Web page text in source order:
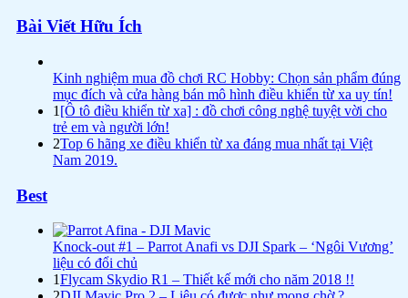
Bài Viết Hữu Ích
Kinh nghiệm mua đồ chơi RC Hobby: Chọn sản phẩm đúng
mục đích và cửa hàng bán mô hình điều khiển từ xa uy tín!
1 [Ô tô điều khiển từ xa] : đồ chơi công nghệ tuyệt vời cho
trẻ em và người lớn!
2Top 6 hãng xe điều khiển từ xa đáng mua nhất tại Việt
Nam 2019.
Best
Knock-out #1 – Parrot Anafi vs DJI Spark – ‘Ngôi Vương’
liệu có đổi chủ
1Flycam Skydio R1 – Thiết kế mới cho năm 2018 !!